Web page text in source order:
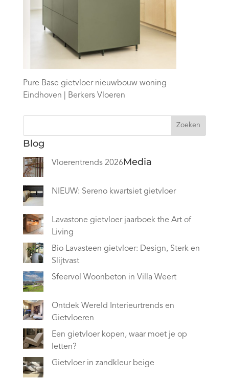
Pure Base gietvloer nieuwbouw woning
Eindhoven | Berkers Vloeren
Zoeken
Blog
Vloerentrends 2026
NIEUW: Sereno kwartsiet gietvloer
Lavastone gietvloer jaarboek the Art of
Living
Bio Lavasteen gietvloer: Design, Sterk en
Slijtvast
Sfeervol Woonbeton in Villa Weert
Ontdek Wereld Interieurtrends en
Gietvloeren
Een gietvloer kopen, waar moet je op
letten?
Gietvloer in zandkleur beige
Media